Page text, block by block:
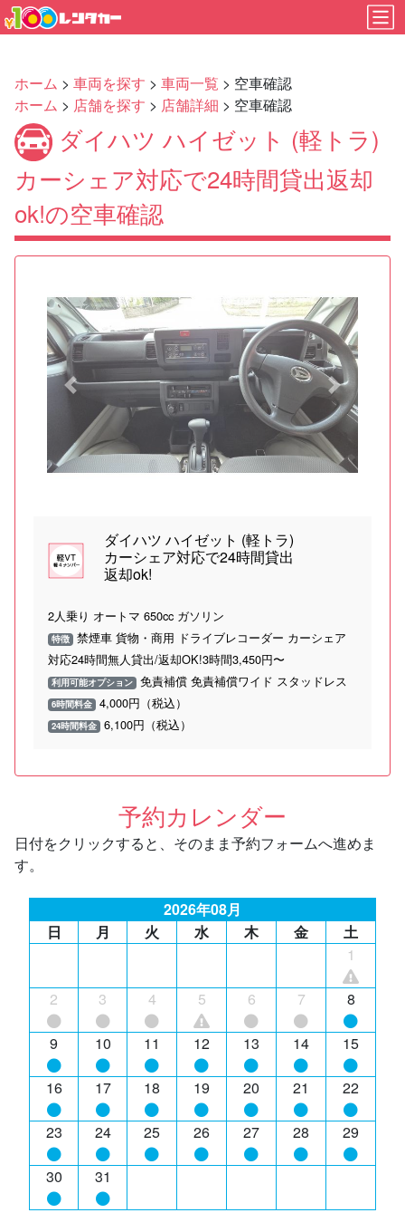
ホーム > 車両を探す > 車両一覧 > 空車確認
ホーム > 店舗を探す > 店舗詳細 > 空車確認
ダイハツ ハイゼット (軽トラ)
カーシェア対応で24時間貸出返却
ok!の空車確認
Previous Next
ダイハツ ハイゼット (軽トラ)
カーシェア対応で24時間貸出
返却ok!
2人乗り オートマ 650cc ガソリン
特徴 禁煙車 貨物・商用 ドライブレコーダー カーシェア
対応24時間無人貸出/返却OK!3時間3,450円〜
利用可能オプション 免責補償 免責補償ワイド スタッドレス
6時間料金 4,000円（税込）
24時間料金 6,100円（税込）
予約カレンダー
日付をクリックすると、そのまま予約フォームへ進めま
す。
2026年08月
日
月 火 水 木 金
土
1
2 3 4 5 6 7 8
9 10 11 12 13 14 15
16 17 18 19 20 21 22
23 24 25 26 27 28 29
30 31